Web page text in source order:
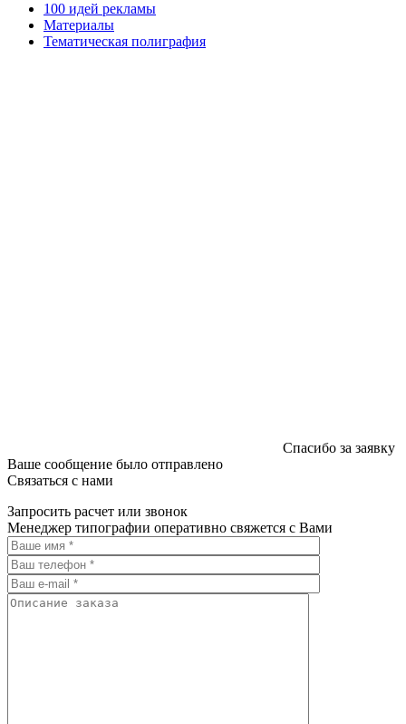
100 идей рекламы
Материалы
Тематическая полиграфия
Спасибо за заявку
Ваше сообщение было отправлено
Связаться с нами
Запросить расчет или звонок
Менеджер типографии оперативно свяжется с Вами